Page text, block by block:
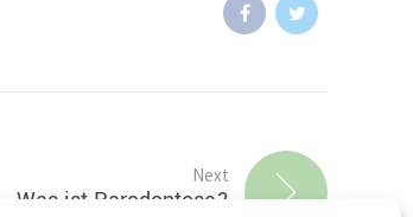
Next
Was ist Parodontose?